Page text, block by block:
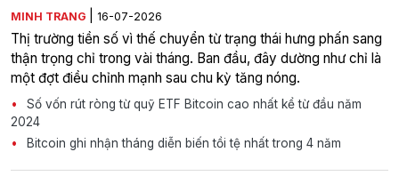
MINH TRANG 16-07-2026
Thị trường tiền số vì thế chuyển từ trạng thái hưng phấn sang
thận trọng chỉ trong vài tháng. Ban đầu, đây dường như chỉ là
một đợt điều chỉnh mạnh sau chu kỳ tăng nóng.
Số vốn rút ròng từ quỹ ETF Bitcoin cao nhất kể từ đầu năm
2024
Bitcoin ghi nhận tháng diễn biến tồi tệ nhất trong 4 năm